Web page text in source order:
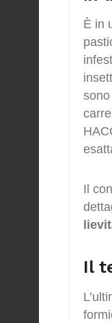
È in
Il
Il